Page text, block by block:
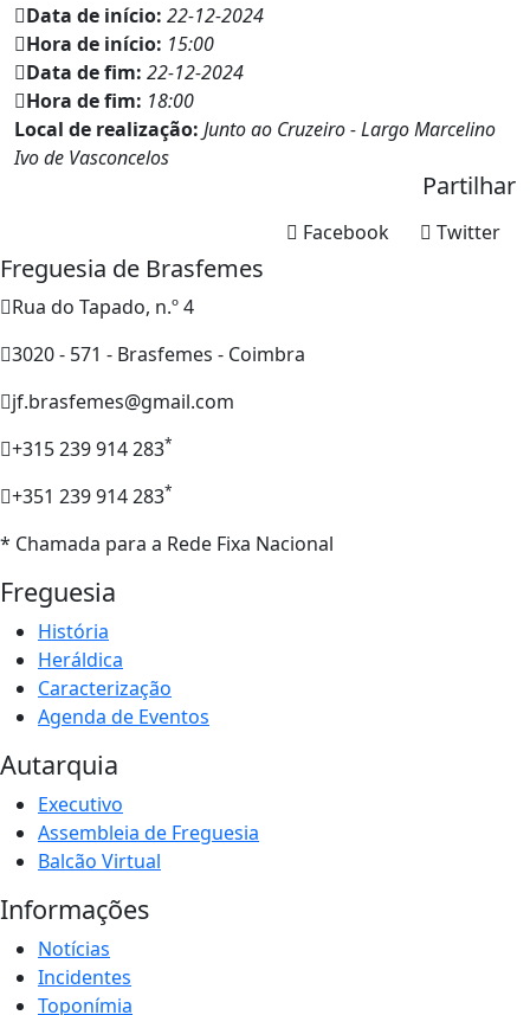
Data de início: 22-12-2024
Hora de início: 15:00
Data de fim: 22-12-2024
Hora de fim: 18:00
Local de realização: Junto ao Cruzeiro - Largo Marcelino
Ivo de Vasconcelos
Partilhar
Twitter
Facebook
Freguesia de Brasfemes
Rua do Tapado, n.º 4
3020 - 571 - Brasfemes - Coimbra
jf.brasfemes@gmail.com
+315 239 914 283*
+351 239 914 283*
* Chamada para a Rede Fixa Nacional
Freguesia
História
Heráldica
Caracterização
Agenda de Eventos
Autarquia
Executivo
Assembleia de Freguesia
Balcão Virtual
Informações
Notícias
Incidentes
Toponímia